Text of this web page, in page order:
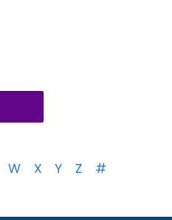
W X Y Z #